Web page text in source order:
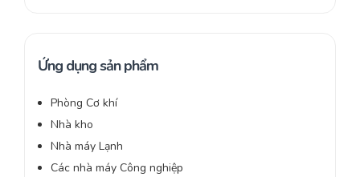
Ứng dụng sản phẩm
Phòng Cơ khí
Nhà kho
Nhà máy Lạnh
Các nhà máy Công nghiệp